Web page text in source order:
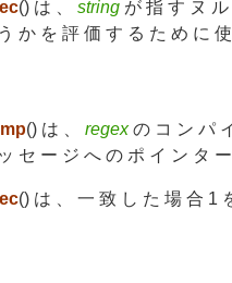
() は 、string が 指 す ヌ
か を 評 価 す る た め に 使
() は 、regexの コ ン パ
セ ー ジ へ の ポ イ ン タ ー
() は 、 一 致 し た 場 合 1